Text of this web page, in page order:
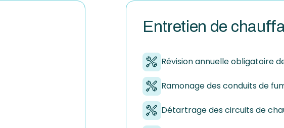
Entretien de
Révision annuelle obligatoire
Ramonage des conduits de
Détartrage des circuits de